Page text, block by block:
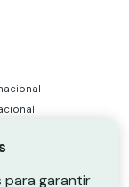
para garantir